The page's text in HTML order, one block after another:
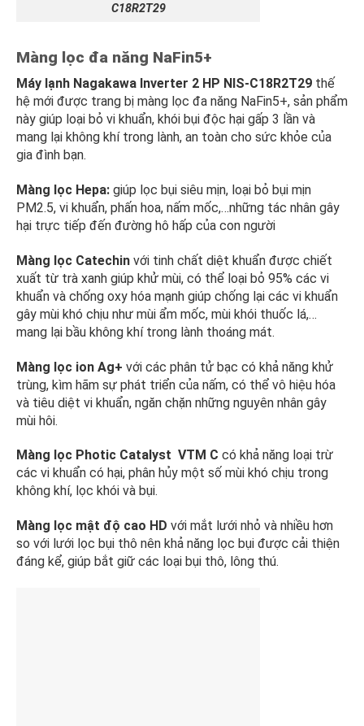
C18R2T29
Màng lọc đa năng NaFin5+
Máy lạnh Nagakawa Inverter 2 HP NIS-C18R2T29 thế
hệ mới được trang bị màng lọc đa năng NaFin5+, sản phẩm
này giúp loại bỏ vi khuẩn, khói bụi độc hại gấp 3 lần và
mang lại không khí trong lành, an toàn cho sức khỏe của
gia đình bạn.
Màng lọc Hepa: giúp lọc bụi siêu mịn, loại bỏ bụi mịn
PM2.5, vi khuẩn, phấn hoa, nấm mốc,…những tác nhân gây
hại trực tiếp đến đường hô hấp của con người
Màng lọc Catechin với tinh chất diệt khuẩn được chiết
xuất từ trà xanh giúp khử mùi, có thể loại bỏ 95% các vi
khuẩn và chống oxy hóa mạnh giúp chống lại các vi khuẩn
gây mùi khó chịu như mùi ẩm mốc, mùi khói thuốc lá,…
mang lại bầu không khí trong lành thoáng mát.
Màng lọc ion Ag+ với các phân tử bạc có khả năng khử
trùng, kìm hãm sự phát triển của nấm, có thể vô hiệu hóa
và tiêu diệt vi khuẩn, ngăn chặn những nguyên nhân gây
mùi hôi.
Màng lọc Photic Catalyst VTM C có khả năng loại trừ
các vi khuẩn có hại, phân hủy một số mùi khó chịu trong
không khí, lọc khói và bụi.
Màng lọc mật độ cao HD với mắt lưới nhỏ và nhiều hơn
so với lưới lọc bụi thô nên khả năng lọc bụi được cải thiện
đáng kể, giúp bắt giữ các loại bụi thô, lông thú.